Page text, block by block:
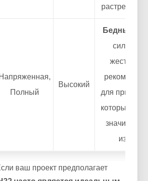
Напряженная,
Полный
Высокий
Бедный.
сильный
жесткий.
для
которые
изгиба.
ваш проект предполагает